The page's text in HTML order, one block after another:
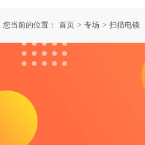
您当前的位置： 首页 > 专场 > 扫描电镜